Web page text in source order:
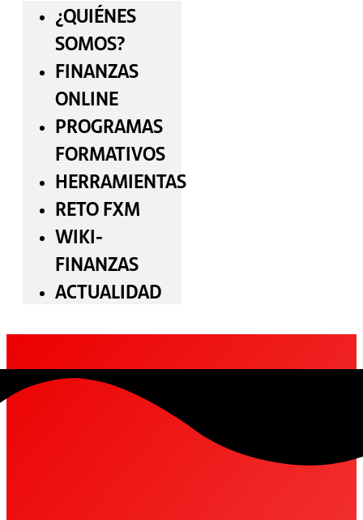
¿QUIÉNES
SOMOS?
FINANZAS
ONLINE
PROGRAMAS
FORMATIVOS
HERRAMIENTAS
RETO FXM
WIKI-
FINANZAS
ACTUALIDAD